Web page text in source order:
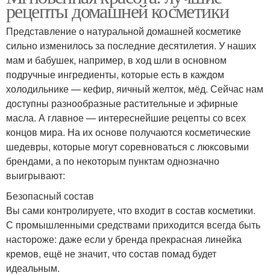
рецепты домашней косметики
Представление о натуральной домашней косметике
сильно изменилось за последние десятилетия. У наших
мам и бабушек, например, в ход шли в основном
подручные ингредиенты, которые есть в каждом
холодильнике — кефир, яичный желток, мёд. Сейчас нам
доступны разнообразные растительные и эфирные
масла. А главное — интереснейшие рецепты со всех
концов мира. На их основе получаются косметические
шедевры, которые могут соревноваться с люксовыми
брендами, а по некоторым пунктам однозначно
выигрывают:
Безопасный состав
Вы сами контролируете, что входит в состав косметики.
С промышленными средствами приходится всегда быть
настороже: даже если у бренда прекрасная линейка
кремов, ещё не значит, что состав помад будет
идеальным.